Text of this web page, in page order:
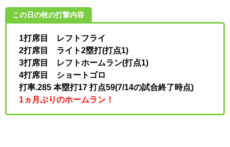
この日の牧の打撃内容
1打席目 レフトフライ
2打席目 ライト2塁打(打点1)
3打席目 レフトホームラン(打点1)
4打席目 ショートゴロ
打率.285 本塁打17 打点59(7/14の試合終了時点)
1ヵ月ぶりのホームラン！